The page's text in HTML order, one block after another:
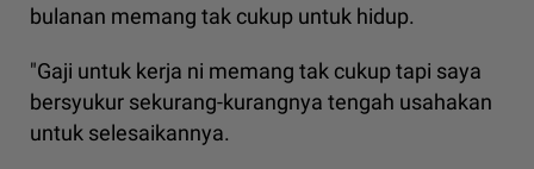
bulanan memang tak cukup untuk hidup.
"Gaji untuk kerja ni memang tak cukup tapi saya
bersyukur sekurang-kurangnya tengah usahakan
untuk selesaikannya.